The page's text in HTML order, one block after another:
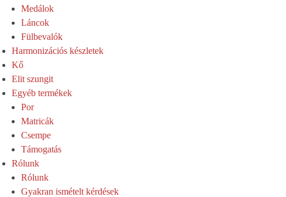
Medálok
Láncok
Fülbevalók
Harmonizációs készletek
Kő
Elit szungit
Egyéb termékek
Por
Matricák
Csempe
Támogatás
Rólunk
Rólunk
Gyakran ismételt kérdések